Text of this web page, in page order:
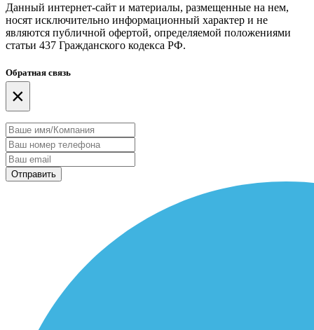
Данный интернет-сайт и материалы, размещенные на нем,
носят исключительно информационный характер и не
являются публичной офертой, определяемой положениями
статьи 437 Гражданского кодекса РФ.
Обратная связь
×
Отправить